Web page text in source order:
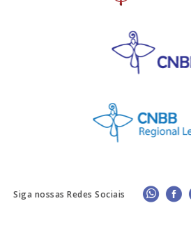
Siga nossas Redes Sociais